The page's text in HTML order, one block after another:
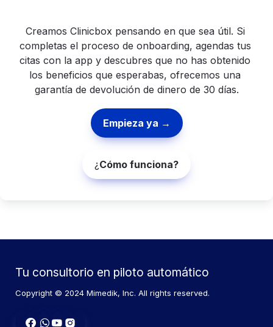
Creamos Clinicbox pensando en que sea útil. Si
completas el proceso de onboarding, agendas tus
citas con la app y descubres que no has obtenido
los beneficios que esperabas, ofrecemos una
garantía de devolución de dinero de 30 días.
Empieza ya →
¿ Cómo funciona?
Tu consultorio en piloto automático
Copyright © 2024 Mimedik, Inc. All rights reserved.